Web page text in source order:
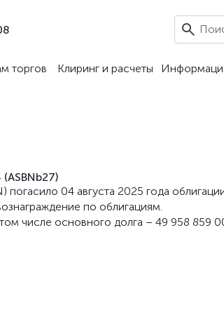
торгов Клиринг и расчеты
погасило 04 августа 2025 года
по облигациям.
числе основного долга – 49 958 859